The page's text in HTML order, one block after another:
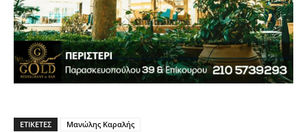
ΕΤΙΚΈΤΕΣ Μανώλης Καραλής